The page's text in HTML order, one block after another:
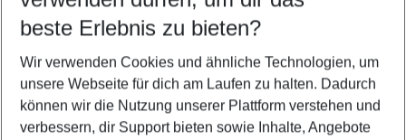
5-8 Nächte
2 Erwachsene Keine Kinder
Mehr Filter anzeigen
beste Erlebnis zu bieten?
Wir verwenden Cookies und ähnliche Technologien, um
unsere Webseite für dich am Laufen zu halten. Dadurch
können wir die Nutzung unserer Plattform verstehen und
verbessern, dir Support bieten sowie Inhalte, Angebote